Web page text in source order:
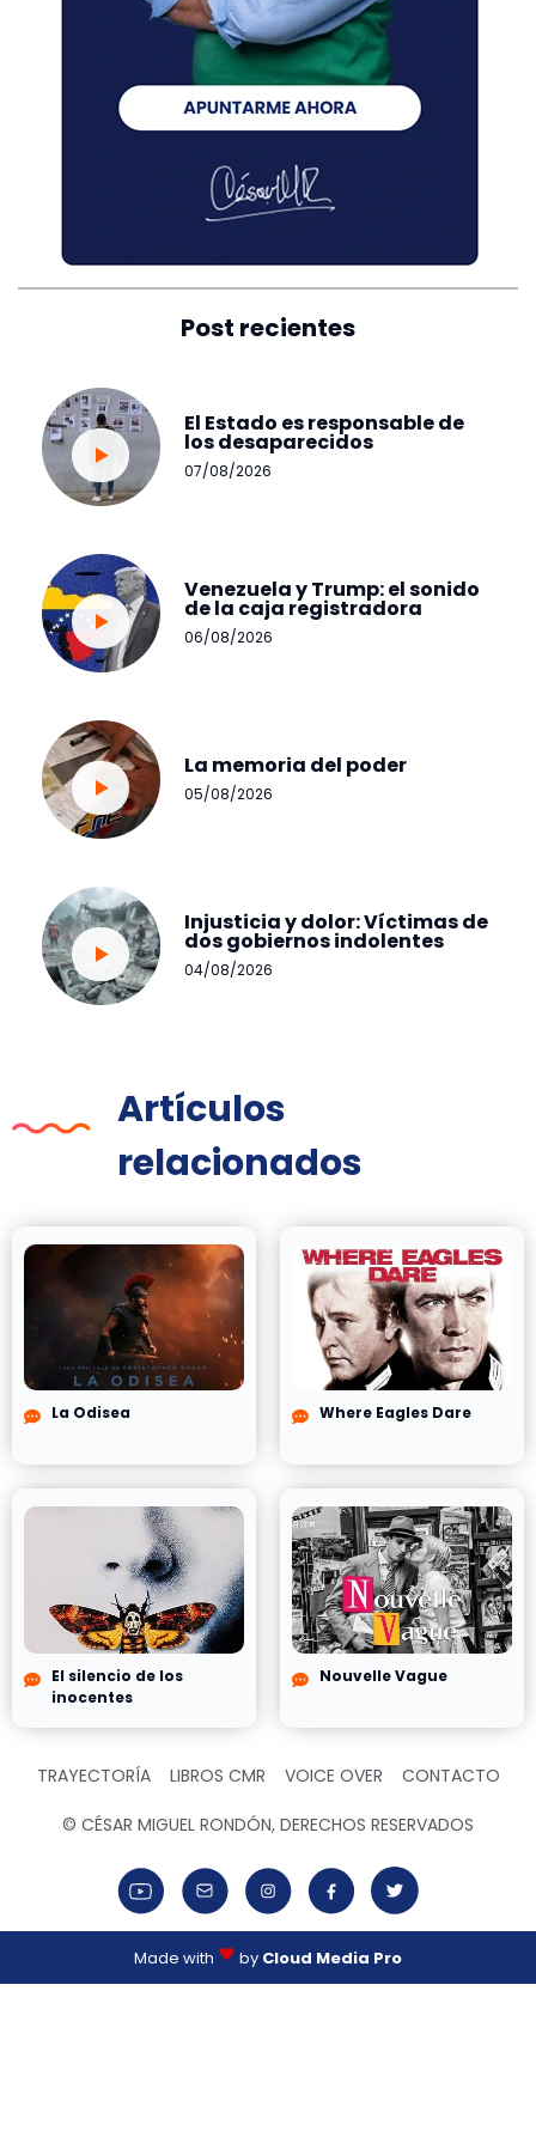
Post recientes
El Estado es responsable de
los desaparecidos
07/08/2026
Venezuela y Trump: el sonido
de la caja registradora
06/08/2026
La memoria del poder
05/08/2026
Injusticia y dolor: Víctimas de
dos gobiernos indolentes
04/08/2026
Artículos
relacionados
La Odisea Where Eagles Dare
El silencio de los
inocentes
Nouvelle Vague
TRAYECTORÍA LIBROS CMR VOICE OVER CONTACTO
© CÉSAR MIGUEL RONDÓN, DERECHOS RESERVADOS
Made with by Cloud Media Pro